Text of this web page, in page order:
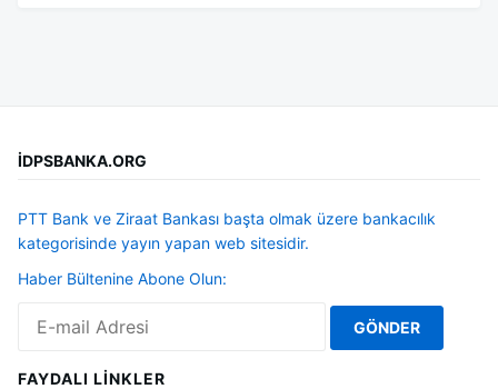
İDPSBANKA.ORG
PTT Bank ve Ziraat Bankası başta olmak üzere bankacılık
kategorisinde yayın yapan web sitesidir.
Haber Bültenine Abone Olun:
FAYDALI LINKLER